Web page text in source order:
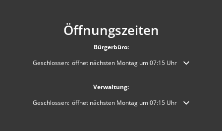
Öffnungszeiten
Bürgerbüro:
Klicken, um weitere Öffnungs- oder Schließzeiten auszublenden
Geschlossen: öffnet nächsten Montag um 07:15 Uhr
Verwaltung:
Klicken, um weitere Öffnungs- oder Schließzeiten auszublenden
Geschlossen: öffnet nächsten Montag um 07:15 Uhr